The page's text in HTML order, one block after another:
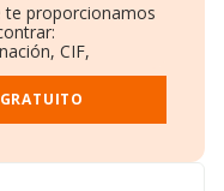
te proporcionamos
CIF,
Empleados.